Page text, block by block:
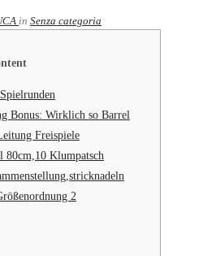
in Senza categoria
Bonus: Wirklich so Barrel
Freispiele
80cm,10 Klumpatsch
2